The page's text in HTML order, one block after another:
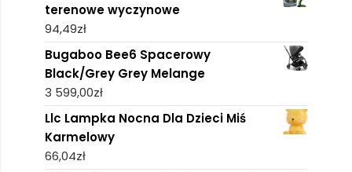
terenowe wyczynowe
94,49zł
Bugaboo Bee6 Spacerowy
Black/Grey Grey Melange
3 599,00zł
Llc Lampka Nocna Dla Dzieci Miś
Karmelowy
66,04zł